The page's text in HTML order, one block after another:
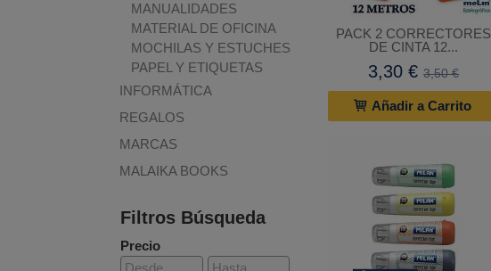
MANUALIDADES
MATERIAL DE OFICINA
MOCHILAS Y ESTUCHES
PAPEL Y ETIQUETAS
INFORMÁTICA
REGALOS
MARCAS
MALAIKA BOOKS
Filtros Búsqueda
Precio
PACK 2 CORRECTORES
DE CINTA 12...
3,30 €3,50 €
Añadir a Carrito